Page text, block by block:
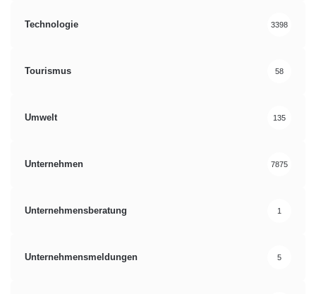
Technologie 3398
Tourismus 58
Umwelt 135
Unternehmen 7875
Unternehmensberatung 1
Unternehmensmeldungen 5